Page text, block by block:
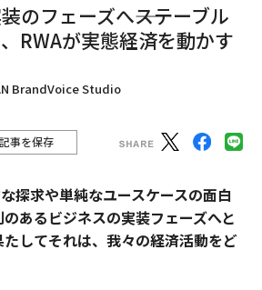
のフェーズへ――ステーブル
RWAが実態経済を動かす
BrandVoice Studio
記事を保存
探求や単純なユースケースの面白
あるビジネスの実装フェーズへと
してそれは、我々の経済活動をど